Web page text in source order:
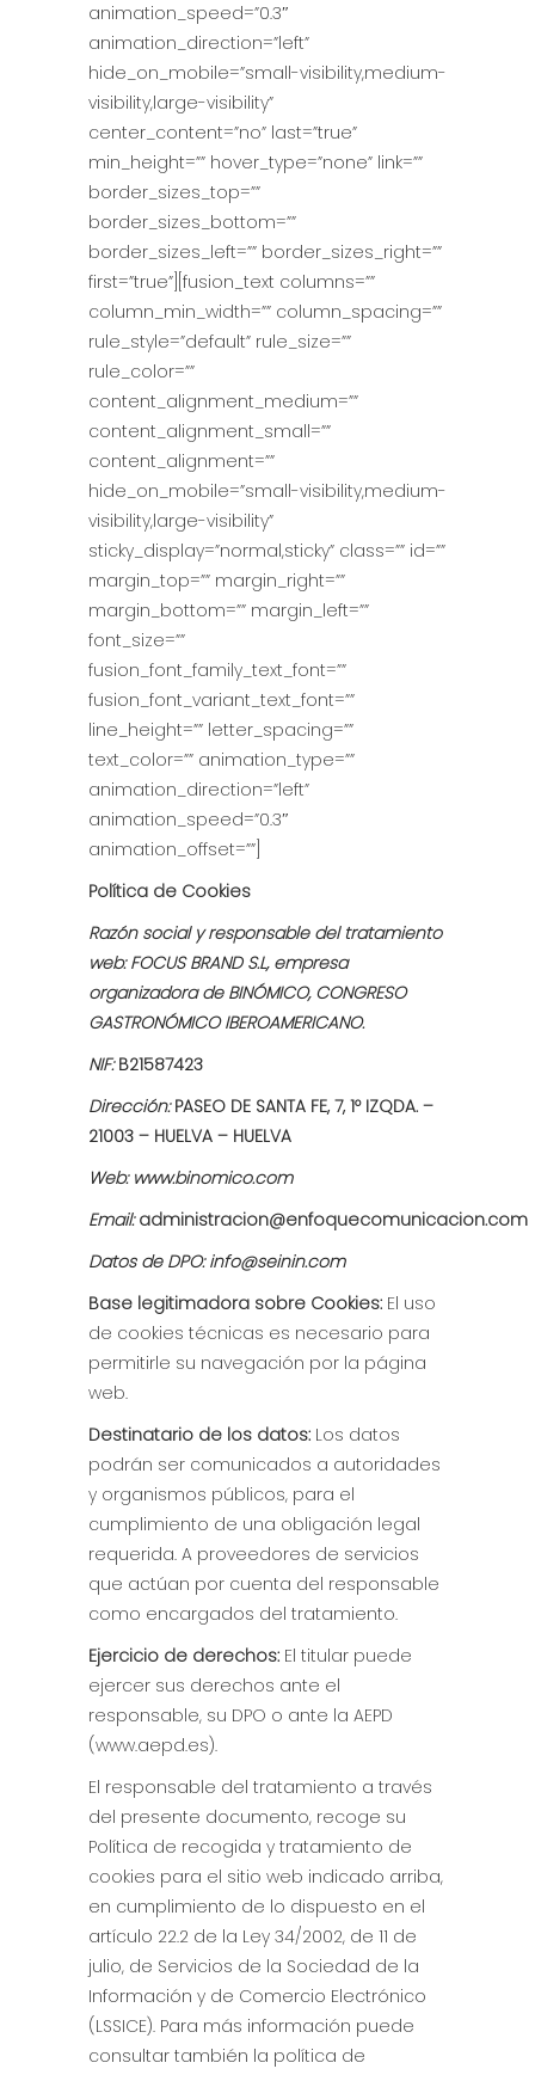
animation_speed=”0.3″
animation_direction=”left”
hide_on_mobile=”small-visibility,medium-
visibility,large-visibility”
center_content=”no” last=”true”
min_height=”” hover_type=”none” link=””
border_sizes_top=””
border_sizes_bottom=””
border_sizes_left=”” border_sizes_right=””
first=”true”][fusion_text columns=””
column_min_width=”” column_spacing=””
rule_style=”default” rule_size=””
rule_color=””
content_alignment_medium=””
content_alignment_small=””
content_alignment=””
hide_on_mobile=”small-visibility,medium-
visibility,large-visibility”
sticky_display=”normal,sticky” class=”” id=””
margin_top=”” margin_right=””
margin_bottom=”” margin_left=””
font_size=””
fusion_font_family_text_font=””
fusion_font_variant_text_font=””
line_height=”” letter_spacing=””
text_color=”” animation_type=””
animation_direction=”left”
animation_speed=”0.3″
animation_offset=””]
Política de Cookies
Razón social y responsable del tratamiento
web: FOCUS BRAND S.L, empresa
organizadora de BINÓMICO, CONGRESO
GASTRONÓMICO IBEROAMERICANO.
NIF:B21587423
Dirección:PASEO DE SANTA FE, 7, 1º IZQDA. –
21003 – HUELVA – HUELVA
Web: www.binomico.com
Email:administracion@enfoquecomunicacion.com
Datos de DPO: info@seinin.com
Base legitimadora sobre Cookies: El uso
de cookies técnicas es necesario para
permitirle su navegación por la página
web.
Destinatario de los datos: Los datos
podrán ser comunicados a autoridades
y organismos públicos, para el
cumplimiento de una obligación legal
requerida. A proveedores de servicios
que actúan por cuenta del responsable
como encargados del tratamiento.
Ejercicio de derechos: El titular puede
ejercer sus derechos ante el
responsable, su DPO o ante la AEPD
(www.aepd.es).
El responsable del tratamiento a través
del presente documento, recoge su
Política de recogida y tratamiento de
cookies para el sitio web indicado arriba,
en cumplimiento de lo dispuesto en el
artículo 22.2 de la Ley 34/2002, de 11 de
julio, de Servicios de la Sociedad de la
Información y de Comercio Electrónico
(LSSICE). Para más información puede
consultar también la política de